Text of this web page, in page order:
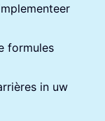
formules
in uw